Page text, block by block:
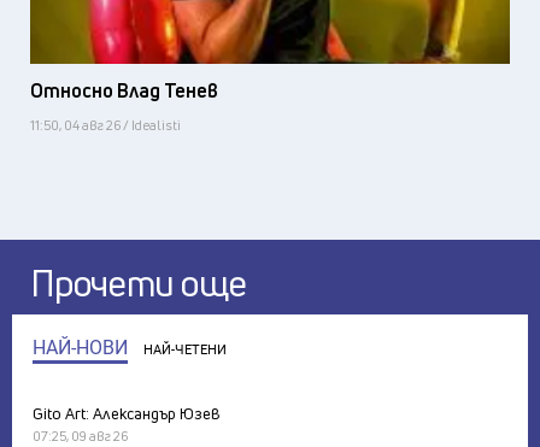
Относно Влад Тенев
11:50, 04 авг 26 / Idealisti
Прочети още
НАЙ-НОВИ НАЙ-ЧЕТЕНИ
Gito Art: Александър Юзев
07:25, 09 авг 26